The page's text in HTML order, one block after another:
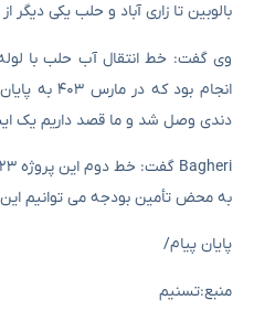
بالوبین تا زاری آباد و حلب یکی
انجام بود
دندی وصل شد و ما قصد داریم یک
به محض تأمین بودجه می توانیم این خط را در
پایان پیام/
منبع:تسنیم